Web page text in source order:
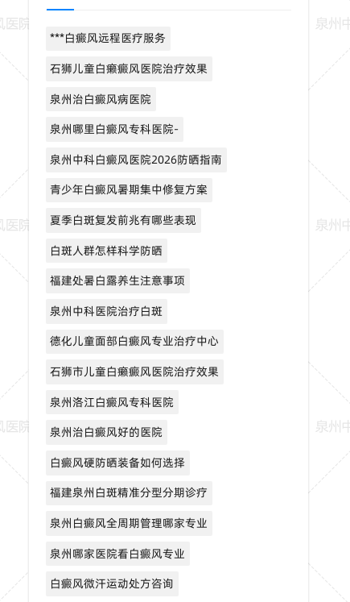
***白癜风远程医疗服务
石狮儿童白癞癜风医院治疗效果
泉州治白癜风病医院
泉州哪里白癜风专科医院-
泉州中科白癜风医院2026防晒指南
青少年白癜风暑期集中修复方案
夏季白斑复发前兆有哪些表现
白斑人群怎样科学防晒
福建处暑白露养生注意事项
泉州中科医院治疗白斑
德化儿童面部白癜风专业治疗中心
石狮市儿童白癞癜风医院治疗效果
泉州洛江白癜风专科医院
泉州治白癜风好的医院
白癜风硬防晒装备如何选择
福建泉州白斑精准分型分期诊疗
泉州白癜风全周期管理哪家专业
泉州哪家医院看白癜风专业
白癜风微汗运动处方咨询